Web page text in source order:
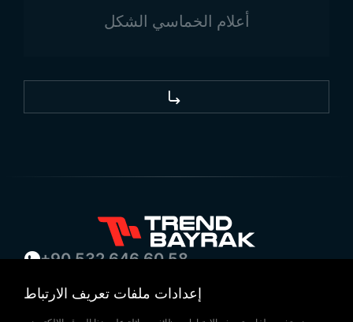
أعلام الخماسي الشكل
+90 532 646 60 58
+90 532 577 60 57
إعدادات ملفات تعريف الارتباط